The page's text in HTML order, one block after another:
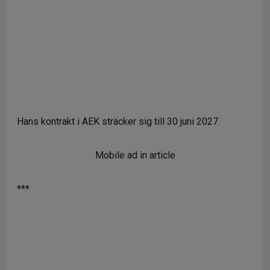
Hans kontrakt i AEK sträcker sig till 30 juni 2027.
Mobile ad in article
***